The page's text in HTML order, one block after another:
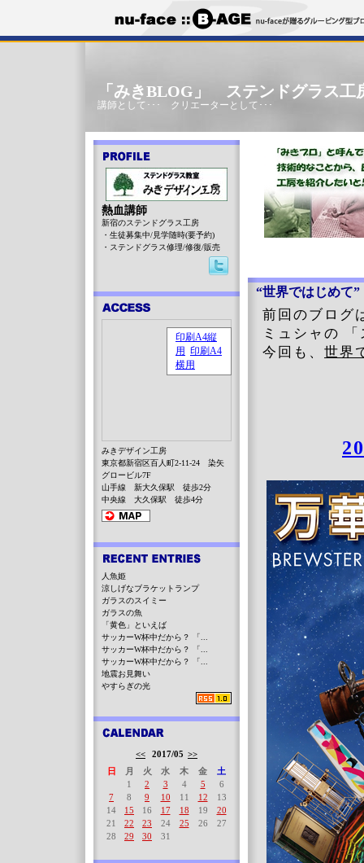
「みきBLOG」 ステンドグラス工
講師として･･･ クリエーターとして･･･
“世界ではじめて
前回のブログ
ミュシャの
今回も、 世界
熱血講師
新宿のステンドグラス工房
・生徒募集中/見学随時(要予約)
・ステンドグラス修理/修復/販売
みきデザイン工房
東京都新宿区百人町2-11-24 染矢
グロービル7F
山手線 新大久保駅 徒歩2分
中央線 大久保駅 徒歩4分
人魚姫
涼しげなブラケットランプ
ガラスのスイミー
ガラスの魚
「黄色」といえば
サッカーW杯中だから？ 「...
サッカーW杯中だから？ 「...
サッカーW杯中だから？ 「...
地震お見舞い
やすらぎの光
<< 2017/05 >>
日
月 火 水 木 金
土
1
2 3 4 5
6
7
8 9 10 11 12
13
14
15 16 17 18 19
20
21
22 23 24 25 26
27
28
29 30 31